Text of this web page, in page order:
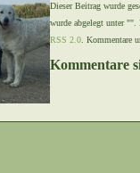
Dieser Beitrag wurde
wurde abgelegt unter
RSS 2.0 . Kommentare
Kommentare